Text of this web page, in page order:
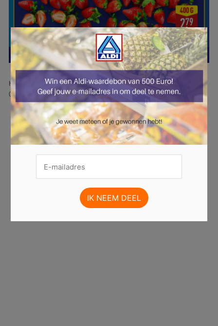
Hier is pagina 28 van 47 pagina's van de Aldi folder, geldig van
03.02.2025 tot 09.02.2025.
×